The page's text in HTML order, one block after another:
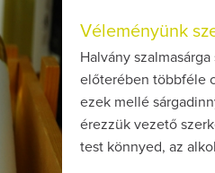
Véleményünk
Halvány
előterében többféle
ezek mellé
érezzük vezető
test könnyed, az